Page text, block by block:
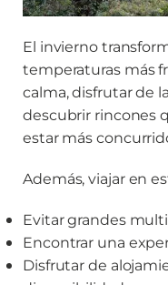
El invierno
temperaturas más
calma, disfrutar de
descubrir rincones
estar más
Además, viajar en
Evitar grandes
Encontrar una
Disfrutar de